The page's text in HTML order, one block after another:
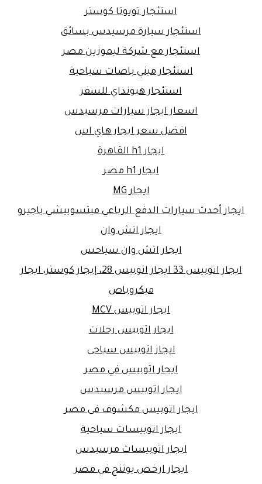
استئجار تويوتا كوستر
استئجار سيارة مرسيدس بسائق
استئجار مع شركة ليموزين مصر
استئجار ميني باصات سياحية
استئجار هيونداي للسفر
اسعار ايجار سيارات مرسيدس
افضل سعر ايجار هاي اس
ايجار h1 القاهرة
ايجار h1 مصر
ايجار MG
ايجار أحدث سيارات الدفع الرباعي ميتسوبيشي باجيرو
ايجار اتش وان
ايجار اتش وان سياحس
ايجار اتوبيس 33 ايجار اتوبيس 28، إيجار كوستر، ايجار
ميكروباص
ايجار اتوبيس MCV
ايجار اتوبيس رحلات
ايجار اتوبيس سياحى
ايجار اتوبيس في مصر
ايجار اتوبيس مرسيدس
ايجار اتوبيس مكشوف فى مصر
ايجار اتوبيسات سياحية
ايجار اتوبيسات مرسيدس
ايجار ارخص يوتنج في مصر